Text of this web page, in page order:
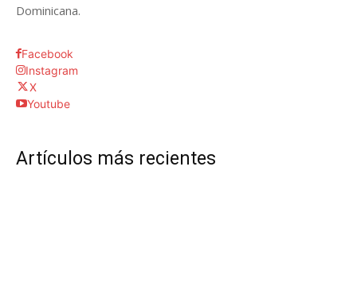
Dominicana.
Facebook
Instagram
X
Youtube
Artículos más recientes